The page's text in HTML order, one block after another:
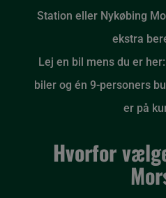
Station eller Nykøbing
ekstra
Lej en bil mens du er
biler og én 9-personers
er på
Hvorfor